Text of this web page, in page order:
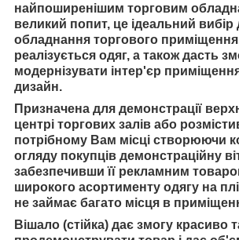
найпоширенішим торговим
великий попит, це ідеальний вибір
обладнання торгового
реалізується одяг, а також дасть
модернізувати інтер'єр
дизайн.
Призначена для демонстрації
центрі торгових залів або
потрібному Вам місці створюючи
огляду покупців демонстраційну
забезпечивши її рекламним
широкого асортименту одягу на
не займає багато місця в
Вішало (стійка) дає змогу красиво